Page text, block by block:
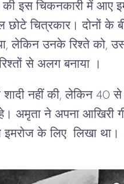
की इस चिकनकारी में आए
चित्रकार। दोनों के
लेकिन उनके रिश्ते को,
से अलग बनाया ।
शादी नहीं की, लेकिन 40
अमृता ने अपना आखिरी
इमरोज के लिए लिखा था।